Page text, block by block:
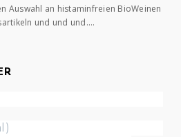
Auswahl an histaminfreien BioWeinen
und und und….